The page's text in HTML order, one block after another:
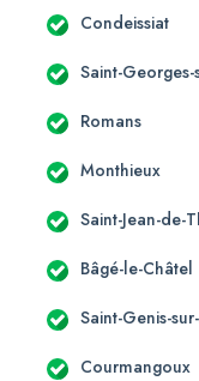
Condeissiat
Saint-Georges-
Romans
Monthieux
Saint-Jean-de-
Bâgé-le-Châtel
Saint-Genis-
Courmangoux